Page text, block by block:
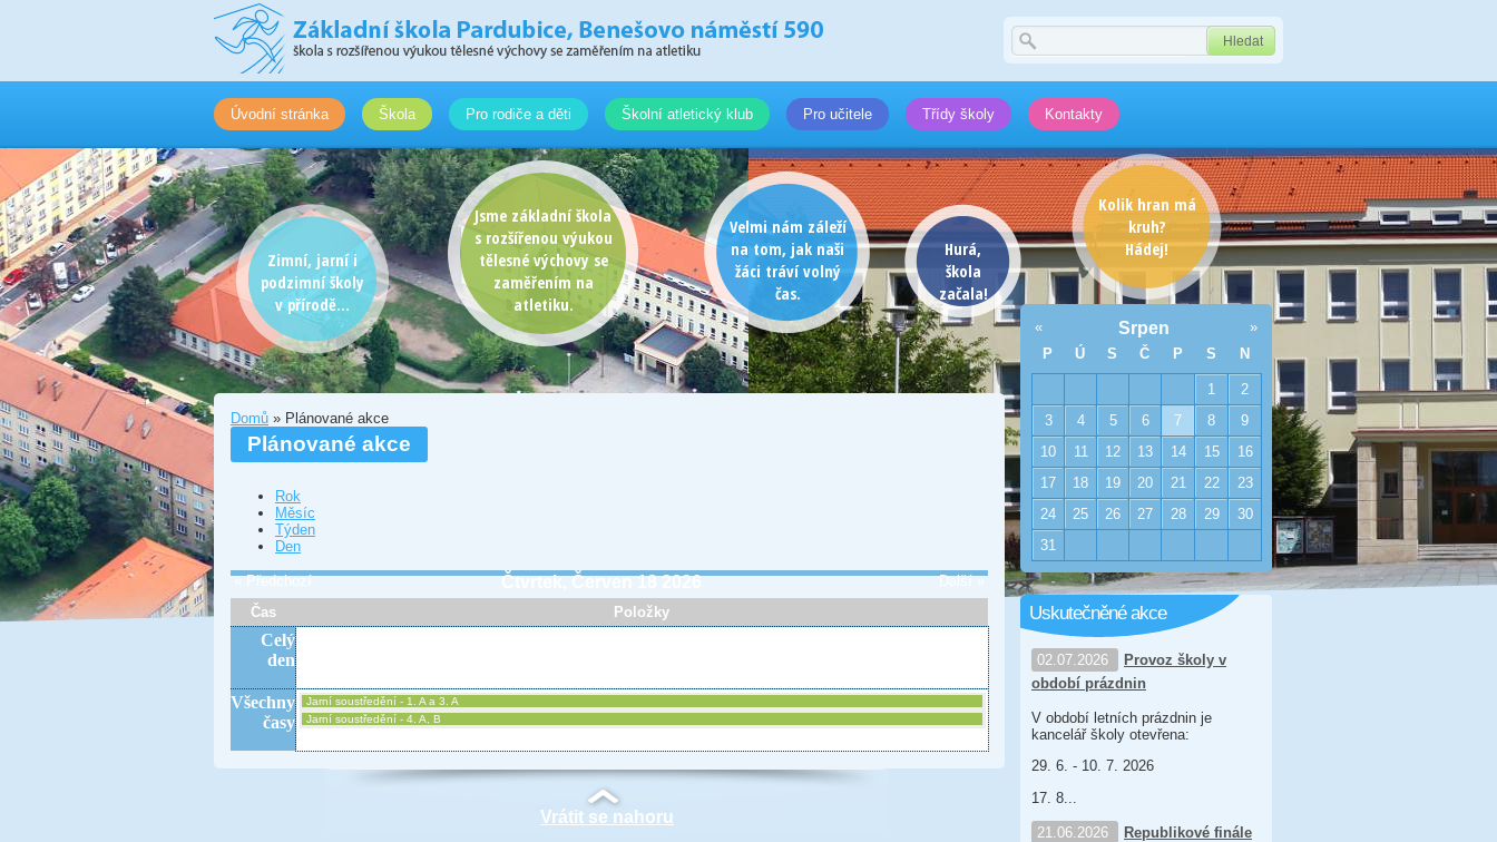
Úvodní stránka Škola Pro rodiče a děti Školní atletický klub Pro učitele Třídy školy Kontakty
Zimní, jarní i
podzimní školy
v přírodě...
Jsme základní škola
s rozšířenou výukou
tělesné výchovy se
zaměřením na
atletiku.
Velmi nám záleží
na tom, jak naši
žáci tráví volný
čas.
Hurá,
škola
začala!
Kolik hran má
kruh?
Hádej!
Domů » Plánované akce
Plánované akce
Rok
Měsíc
Týden
Den
« Předchozí Čtvrtek, Červen 18 2026
Další »
Čas
Položky
Celý
den
Všechny
časy
Jarní soustředění - 1. A a 3. A
Jarní soustředění - 4. A, B
Vrátit se nahoru
« Srpen
»
P
Ú S Č P S N
1
2
3
4 5 6 7 8
9
10
11 12 13 14 15
16
17
18 19 20 21 22
23
24
25 26 27 28 29
30
31
Uskutečněné akce
02.07.2026
Provoz školy v
období prázdnin
V období letních prázdnin je
kancelář školy otevřena:
29. 6. - 10. 7. 2026
17. 8...
21.06.2026
Republikové finále